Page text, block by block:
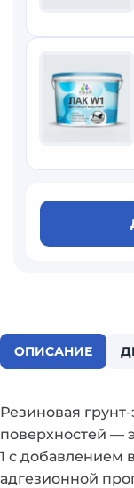
ОПИСАНИЕ
Резиновая
поверхностей —
1 с добавлением
адгезионной